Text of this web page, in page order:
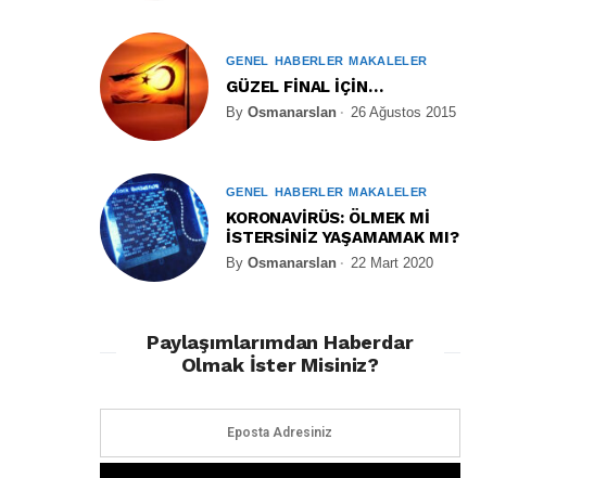
GENEL HABERLER MAKALELER
GÜZEL FİNAL İÇİN…
By Osmanarslan 26 Ağustos 2015
GENEL HABERLER MAKALELER
KORONAVİRÜS: ÖLMEK Mİ
İSTERSİNİZ YAŞAMAMAK MI?
By Osmanarslan 22 Mart 2020
Paylaşımlarımdan Haberdar
Olmak İster Misiniz?